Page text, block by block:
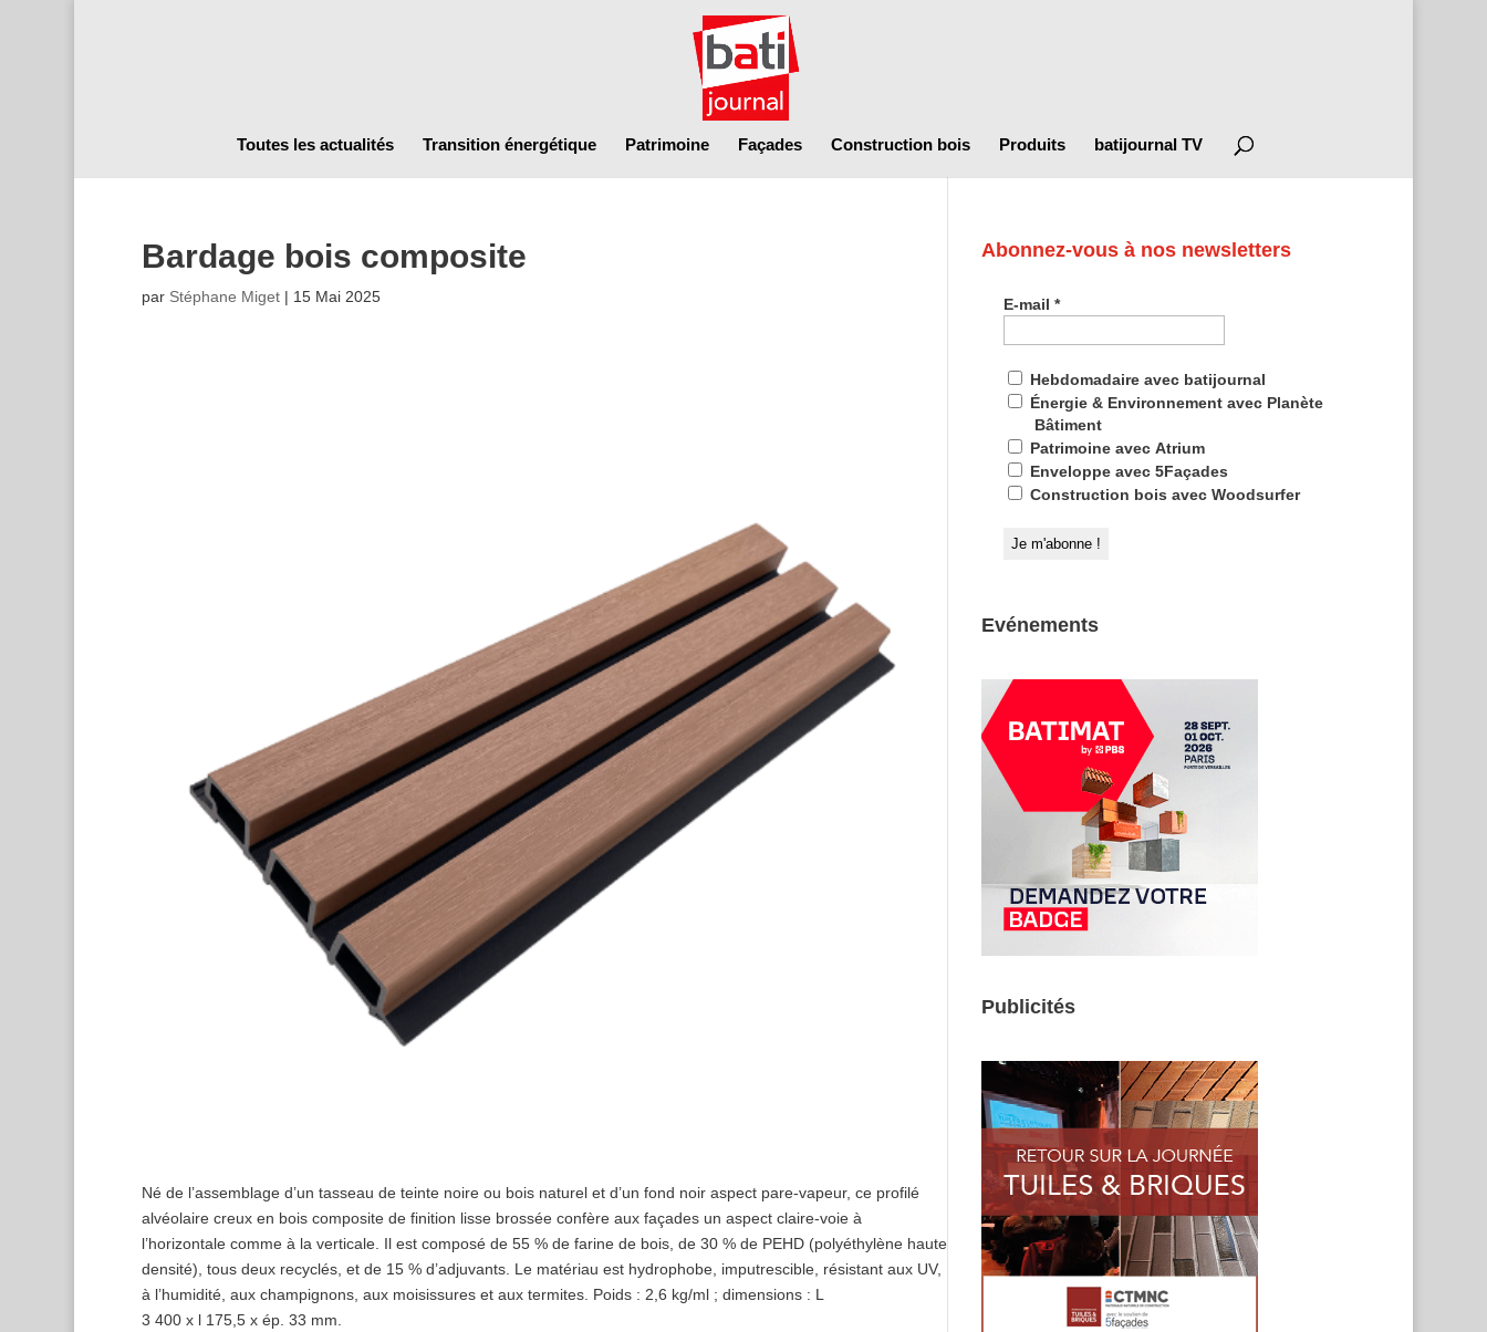
Toutes les actualités Transition énergétique Patrimoine Façades Construction bois Produits batijournal TV
Bardage bois composite
par Stéphane Miget| 15 Mai 2025
Né de l’assemblage d’un tasseau de teinte noire ou bois naturel et d’un fond noir aspect pare-vapeur, ce profilé
alvéolaire creux en bois composite de finition lisse brossée confère aux façades un aspect claire-voie à
l’horizontale comme à la verticale. Il est composé de 55 % de farine de bois, de 30 % de PEHD (polyéthylène haute
densité), tous deux recyclés, et de 15 % d’adjuvants. Le matériau est hydrophobe, imputrescible, résistant aux UV,
à l’humidité, aux champignons, aux moisissures et aux termites. Poids : 2,6 kg/ml ; dimensions : L
3 400 x l 175,5 x ép. 33 mm.
Abonnez-vous à nos newsletters
E-mail*
Hebdomadaire avec batijournal
Énergie & Environnement avec Planète
Bâtiment
Patrimoine avec Atrium
Enveloppe avec 5Façades
Construction bois avec Woodsurfer
Evénements
Publicités